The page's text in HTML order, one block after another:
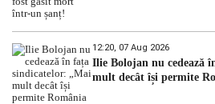
12:20, 07 Aug 2026
Ilie Bolojan nu cedează
mult decât își permite